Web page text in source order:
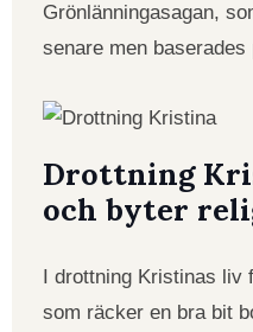
Grönlänningasagan,
senare men
Drottning
och byter
I drottning Kristinas
som räcker en bra bit